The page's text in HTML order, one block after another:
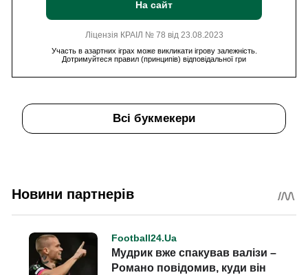
На сайт
Ліцензія КРАІЛ № 78 від 23.08.2023
Участь в азартних іграх може викликати ігрову залежність.
Дотримуйтеся правил (принципів) відповідальної гри
Всі букмекери